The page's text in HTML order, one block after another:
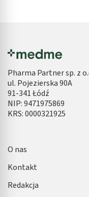
Pharma Partner sp. z
ul. Pojezierska 90A
91-341 Łódź
NIP: 9471975869
KRS: 0000321925
O nas
Kontakt
Redakcja